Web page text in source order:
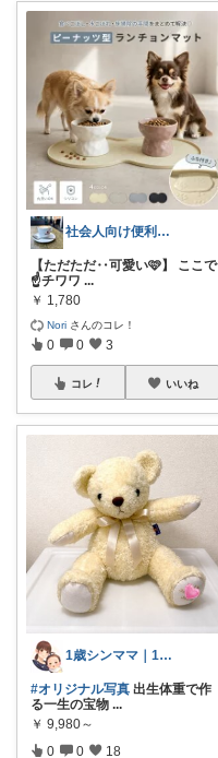
社会人向け便利Goodsルーム
【ただただ‥可愛い🩷】 ここで
☝️チワワ ...
￥ 1,780
Nori さんのコレ！
0 0 3
コレ いいね
1歳シンママ｜13日ベビー用品🉐
#オリジナル写真 出生体重で作
る一生の宝物 ...
￥ 9,980～
0 0 18